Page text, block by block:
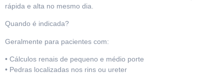
rápida e alta no mesmo dia.
Quando é indicada?
Geralmente para pacientes com:
• Cálculos renais de pequeno e médio porte
• Pedras localizadas nos rins ou ureter